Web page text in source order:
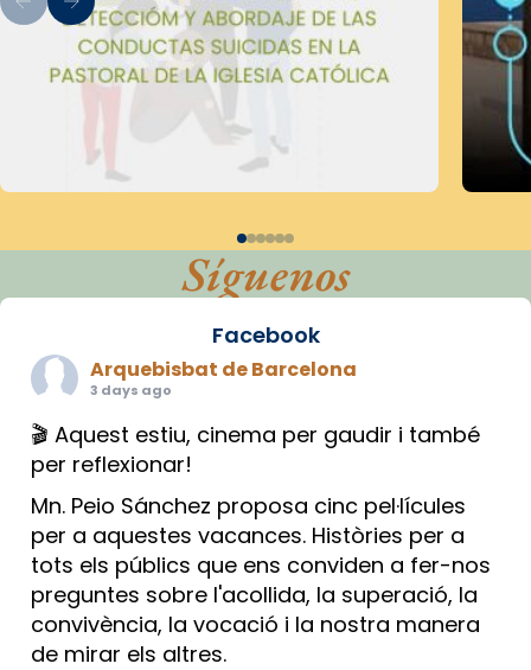
Síguenos
Facebook
Arquebisbat de Barcelona
3 days ago
🎬 Aquest estiu, cinema per gaudir i també
per reflexionar!
Mn. Peio Sánchez proposa cinc pel·lícules
per a aquestes vacances. Històries per a
tots els públics que ens conviden a fer-nos
preguntes sobre l'acollida, la superació, la
convivència, la vocació i la nostra manera
de mirar els altres.